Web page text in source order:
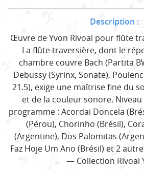
Description :
Œuvre de Yvon Rivoal pour flûte
La flûte traversière, dont le
chambre couvre Bach (Partita
Debussy (Syrinx, Sonate),
21.5), exige une maîtrise fine du
et de la couleur sonore. Niveau
programme : Acordai Doncela
(Pérou), Chorinho (Brésil),
(Argentine), Dos Palomitas
Faz Hoje Um Ano (Brésil) et 2
— Collection Rivoal